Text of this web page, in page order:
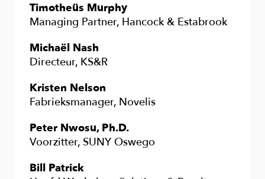
Timotheüs Murphy
Managing Partner, Hancock & Estabrook
Michaël Nash
Directeur, KS&R
Kristen Nelson
Fabrieksmanager, Novelis
Peter Nwosu, Ph.D.
Voorzitter, SUNY Oswego
Bill Patrick